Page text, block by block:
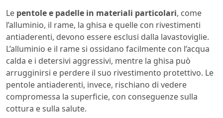
Le pentole e padelle in materiali particolari, come
l’alluminio, il rame, la ghisa e quelle con rivestimenti
antiaderenti, devono essere esclusi dalla lavastoviglie.
L’alluminio e il rame si ossidano facilmente con l’acqua
calda e i detersivi aggressivi, mentre la ghisa può
arrugginirsi e perdere il suo rivestimento protettivo. Le
pentole antiaderenti, invece, rischiano di vedere
compromessa la superficie, con conseguenze sulla
cottura e sulla salute.